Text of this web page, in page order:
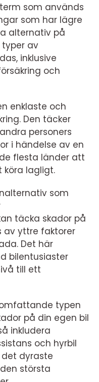
som används
som har lägre
alternativ på
typer av
inklusive
och
enklaste och
Den täcker
personers
i händelse av en
flesta länder att
köra lagligt.
som
täcka skador på
av yttre faktorer
Det här
bilentusiaster
till ett
typen
på din egen bil
inkludera
och hyrbil
dyraste
största